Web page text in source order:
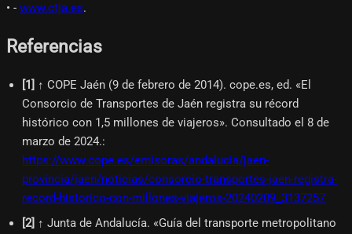
• - www.ctja.es.
Referencias
[1] ↑ COPE Jaén (9 de febrero de 2014). cope.es, ed. «El
Consorcio de Transportes de Jaén registra su récord
histórico con 1,5 millones de viajeros». Consultado el 8 de
marzo de 2024.:
https://www.cope.es/emisoras/andalucia/jaen-
provincia/jaen/noticias/consorcio-transportes-jaen-registra-
record-historico-con-millones-viajeros-20240209_3137257
[2] ↑ Junta de Andalucía. «Guía del transporte metropolitano